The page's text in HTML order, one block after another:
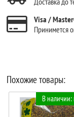
Visa /
Принимется
Похожие товары:
В